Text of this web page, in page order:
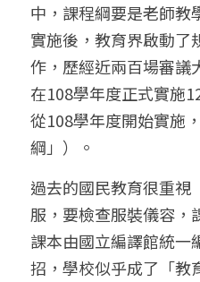
中，課程綱要是老師教
實施後，教育界啟動了
作，歷經近兩百場審議
在108學年度正式實施
從108學年度開始實施
綱」）。
過去的國民教育很重視
服，要檢查服裝儀容，
課本由國立編譯館統一
招，學校似乎成了「教